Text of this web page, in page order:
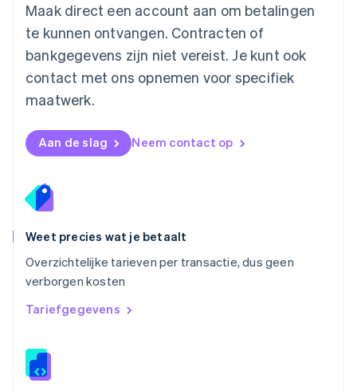
Maak direct een account aan om betalingen
te kunnen ontvangen. Contracten of
bankgegevens zijn niet vereist. Je kunt ook
contact met ons opnemen voor specifiek
maatwerk.
Aan de slag Neem contact op
Weet precies wat je betaalt
Overzichtelijke tarieven per transactie, dus geen
verborgen kosten
Tariefgegevens
Nederlands English
Nieuw-Zeeland
English
Noorwegen
English
DeutschEnglish
English
Portugal
Roemenië
English
English简体中文
EnglishItaliano
Slowakije
English
Spanje
Thailand
Tsjechië